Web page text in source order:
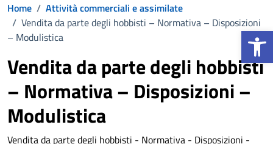
Apri la
Home / Attività commerciali e assimilate
/ Vendita da parte degli hobbisti – Normativa – Disposizioni
– Modulistica
Vendita da parte degli hobbisti
– Normativa – Disposizioni –
Modulistica
Vendita da parte degli hobbisti - Normativa - Disposizioni -